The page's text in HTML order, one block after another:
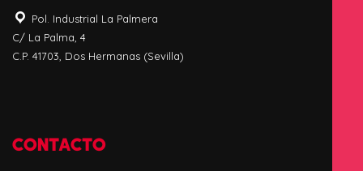
Pol. Industrial La Palmera
C/ La Palma, 4
C.P. 41703, Dos Hermanas (Sevilla)
CONTACTO